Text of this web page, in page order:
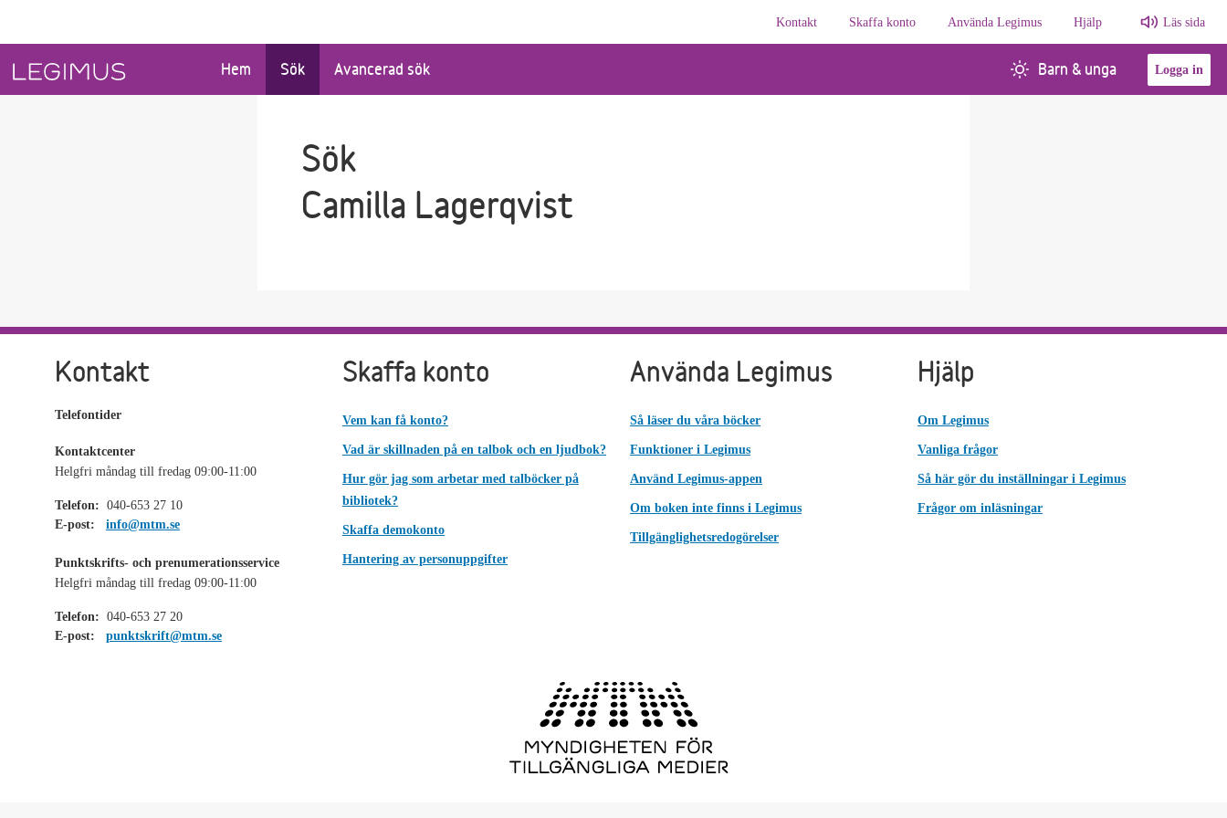
Kontakt
Skaffa konto Använda Legimus Hjälp Läs sida
Hem Sök Avancerad sök Barn & unga Logga in
Sök
Camilla Lagerqvist
Kontakt
Telefontider
Kontaktcenter
Helgfri måndag till fredag 09:00-11:00
Telefon: 040-653 27 10
E-post:
info@mtm.se
Punktskrifts- och prenumerationsservice
Helgfri måndag till fredag 09:00-11:00
Telefon: 040-653 27 20
E-post:
punktskrift@mtm.se
Skaffa konto
Vem kan få konto?
Vad är skillnaden på en talbok och en ljudbok?
Hur gör jag som arbetar med talböcker på
bibliotek?
Skaffa demokonto
Hantering av personuppgifter
Använda Legimus
Så läser du våra böcker
Funktioner i Legimus
Använd Legimus-appen
Om boken inte finns i Legimus
Tillgänglighetsredogörelser
Hjälp
Om Legimus
Vanliga frågor
Så här gör du inställningar i Legimus
Frågor om inläsningar